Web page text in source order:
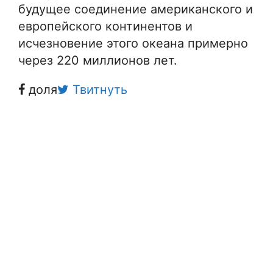
будущее соединение американского и
европейского континентов и
исчезновение этого океана примерно
через 220 миллионов лет.
доля
Твитнуть